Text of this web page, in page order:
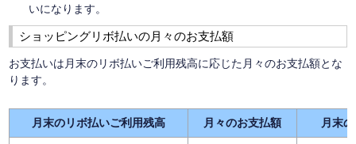
いになります。
ショッピングリボ払いの月々のお支払額
お支払いは月末のリボ払いご利用残高に応じた月々のお支払額とな
ります。
月末のリボ払いご利用残高 月々のお支払額 月末